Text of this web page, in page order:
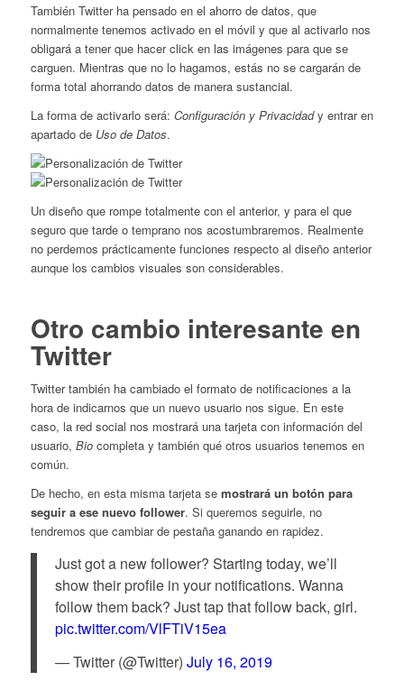
También Twitter ha pensado en el ahorro de datos, que
normalmente tenemos activado en el móvil y que al activarlo nos
obligará a tener que hacer click en las imágenes para que se
carguen. Mientras que no lo hagamos, estás no se cargarán de
forma total ahorrando datos de manera sustancial.
La forma de activarlo será: Configuración y Privacidady entrar en
apartado de Uso de Datos.
Un diseño que rompe totalmente con el anterior, y para el que
seguro que tarde o temprano nos acostumbraremos. Realmente
no perdemos prácticamente funciones respecto al diseño anterior
aunque los cambios visuales son considerables.
Otro cambio interesante en
Twitter
Twitter también ha cambiado el formato de notificaciones a la
hora de indicarnos que un nuevo usuario nos sigue. En este
caso, la red social nos mostrará una tarjeta con información del
usuario, Biocompleta y también qué otros usuarios tenemos en
común.
De hecho, en esta misma tarjeta se mostrará un botón para
seguir a ese nuevo follower. Si queremos seguirle, no
tendremos que cambiar de pestaña ganando en rapidez.
Just got a new follower? Starting today, we’ll
show their profile in your notifications. Wanna
follow them back? Just tap that follow back, girl.
pic.twitter.com/VlFTiV15ea
— Twitter (@Twitter) July 16, 2019